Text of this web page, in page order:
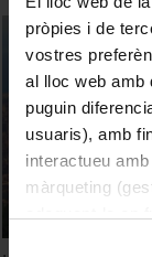
pròpies i de
vostres
al lloc web amb
puguin
usuaris), amb
interactueu
màrqueting